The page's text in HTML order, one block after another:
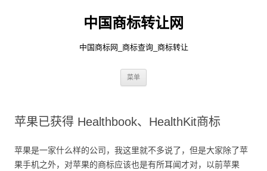
中国商标转让网
中国商标网_商标查询_商标转让
菜单
苹果已获得 Healthbook、HealthKit商标
苹果是一家什么样的公司，我这里就不多说了，但是大家除了苹
果手机之外，对苹果的商标应该也是有所耳闻才对，以前苹果